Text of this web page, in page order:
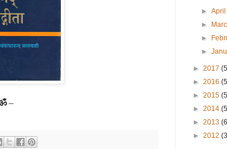
ॐ–
►
►
►
►
► 2017
► 2016
► 2015
► 2014
► 2013
► 2012